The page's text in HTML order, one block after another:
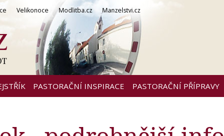
Velikonoce Modlitba.cz Manzelstvi.cz
PASTORAČNÍ INSPIRACE PASTORAČNÍ PŘÍPRAVY